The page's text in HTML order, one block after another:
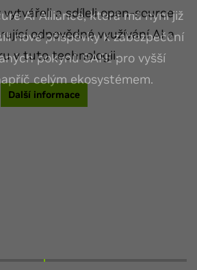
vytvářeli a sdíleli open-source
odpovědné využívání AI a
v tuto technologii.
Další informace